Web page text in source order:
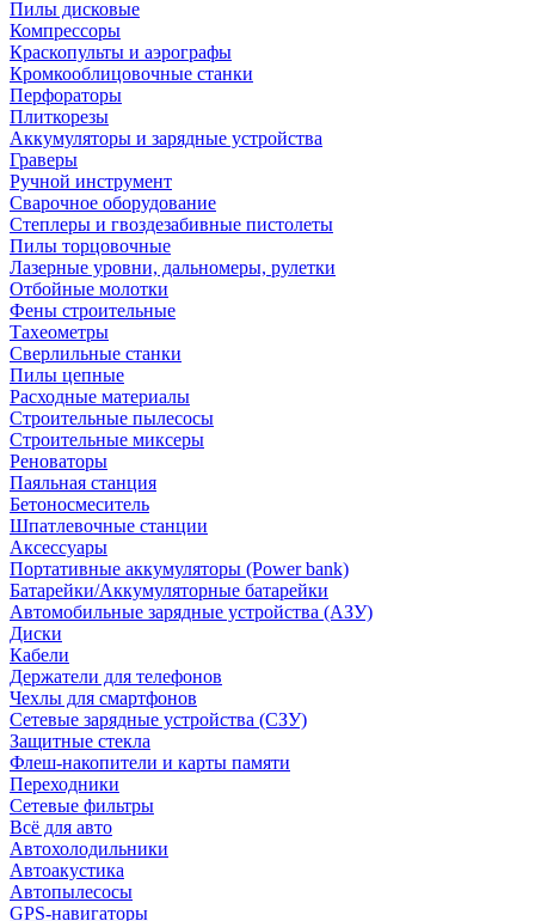
Пилы дисковые
Компрессоры
Краскопульты и аэрографы
Кромкооблицовочные станки
Перфораторы
Плиткорезы
Аккумуляторы и зарядные устройства
Граверы
Ручной инструмент
Сварочное оборудование
Степлеры и гвоздезабивные пистолеты
Пилы торцовочные
Лазерные уровни, дальномеры, рулетки
Отбойные молотки
Фены строительные
Тахеометры
Сверлильные станки
Пилы цепные
Расходные материалы
Строительные пылесосы
Строительные миксеры
Реноваторы
Паяльная станция
Бетоносмеситель
Шпатлевочные станции
Аксессуары
Портативные аккумуляторы (Power bank)
Батарейки/Аккумуляторные батарейки
Автомобильные зарядные устройства (АЗУ)
Диски
Кабели
Держатели для телефонов
Чехлы для смартфонов
Сетевые зарядные устройства (СЗУ)
Защитные стекла
Флеш-накопители и карты памяти
Переходники
Сетевые фильтры
Всё для авто
Автохолодильники
Автоакустика
Автопылесосы
GPS-навигаторы